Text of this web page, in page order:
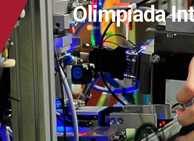
Olimpiada